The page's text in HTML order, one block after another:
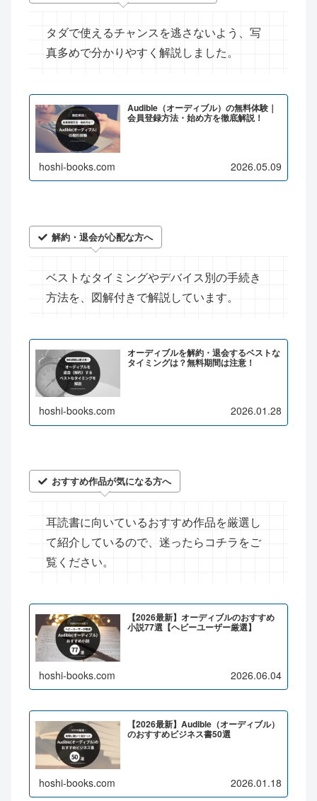
タダで使えるチャンスを逃さないよう、写
真多めで分かりやすく解説しました。
Audible（オーディブル）の無料体験｜
会員登録方法・始め方を徹底解説！
hoshi-books.com 2026.05.09
解約・退会が心配な方へ
ベストなタイミングやデバイス別の手続き
方法を、図解付きで解説しています。
オーディブルを解約・退会するベストな
タイミングは？無料期間は注意！
hoshi-books.com 2026.01.28
おすすめ作品が気になる方へ
耳読書に向いているおすすめ作品を厳選し
て紹介しているので、迷ったらコチラをご
覧ください。
【2026最新】オーディブルのおすすめ
小説77選【ヘビーユーザー厳選】
hoshi-books.com 2026.06.04
【2026最新】Audible（オーディブル）
のおすすめビジネス書50選
hoshi-books.com 2026.01.18